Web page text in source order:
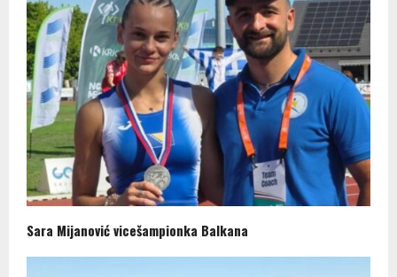
Sara Mijanović vicešampionka Balkana